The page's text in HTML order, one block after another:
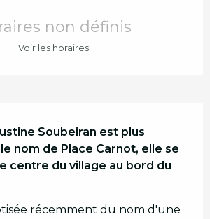
non définis
Voir les horaires
Soubeiran est plus
nom de Place Carnot, elle se
centre du village au bord du
récemment du nom d'une